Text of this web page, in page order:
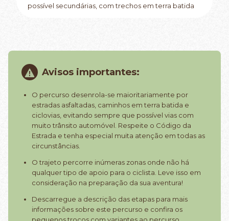
possível secundárias, com trechos em terra batida
Avisos importantes:
O percurso desenrola-se maioritariamente por
estradas asfaltadas, caminhos em terra batida e
ciclovias, evitando sempre que possível vias com
muito trânsito automóvel. Respeite o Código da
Estrada e tenha especial muita atenção em todas as
circunstâncias.
O trajeto percorre inúmeras zonas onde não há
qualquer tipo de apoio para o ciclista. Leve isso em
consideração na preparação da sua aventura!
Descarregue a descrição das etapas para mais
informações sobre este percurso e confira os